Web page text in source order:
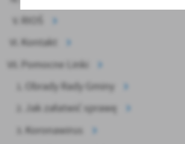
RIOŚ
Kontakt
Pomocne Linki
Obrady Rady Gminy
Jak załatwić sprawę
Koronawirus